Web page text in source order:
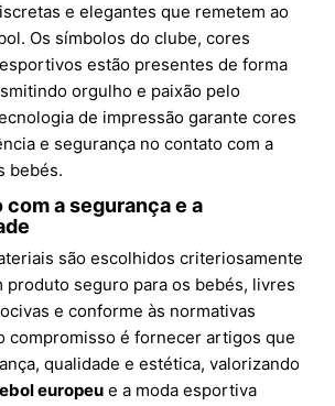
e elegantes que remetem ao
Os símbolos do clube, cores
estão presentes de forma
orgulho e paixão pelo
de impressão garante cores
e segurança no contato com a
bebés.
a segurança e a
são escolhidos criteriosamente
produto seguro para os bebés, livres
e conforme às normativas
compromisso é fornecer artigos que
qualidade e estética, valorizando
europeu e a moda esportiva